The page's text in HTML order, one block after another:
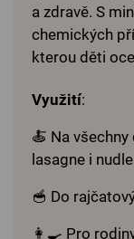
a zdravě. S
chemických
kterou děti
Využití:
🍝 Na
lasagne i nudle
🥣 Do
👩‍🍳 Pro